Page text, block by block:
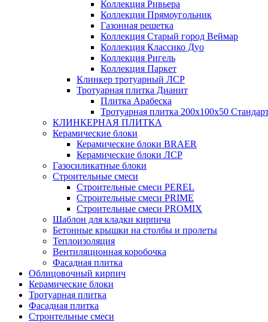
Коллекция Ривьера
Коллекция Прямоугольник
Газонная решетка
Коллекция Старый город Веймар
Коллекция Классико Дуо
Коллекция Ригель
Коллекция Паркет
Клинкер тротуарный ЛСР
Тротуарная плитка Дианит
Плитка Арабеска
Тротуарная плитка 200х100х50
КЛИНКЕРНАЯ ПЛИТКА
Керамические блоки
Керамические блоки BRAER
Керамические блоки ЛСР
Газосиликатные блоки
Строительные смеси
Строительные смеси PEREL
Строительные смеси PRIME
Строительные смеси PROMIX
Шаблон для кладки кирпича
Бетонные крышки на столбы и пролеты
Теплоизоляция
Вентиляционная коробочка
Фасадная плитка
Облицовочный кирпич
Керамические блоки
Тротуарная плитка
Фасадная плитка
Строительные смеси